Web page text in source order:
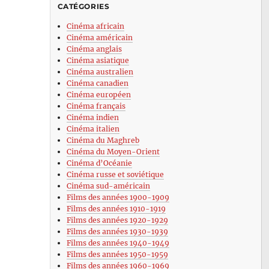
CATÉGORIES
Cinéma africain
Cinéma américain
Cinéma anglais
Cinéma asiatique
Cinéma australien
Cinéma canadien
Cinéma européen
Cinéma français
Cinéma indien
Cinéma italien
Cinéma du Maghreb
Cinéma du Moyen-Orient
Cinéma d’Océanie
Cinéma russe et soviétique
Cinéma sud-américain
Films des années 1900-1909
Films des années 1910-1919
Films des années 1920-1929
Films des années 1930-1939
Films des années 1940-1949
Films des années 1950-1959
Films des années 1960-1969